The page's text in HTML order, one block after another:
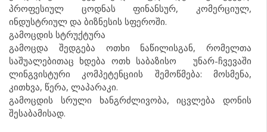
პროფესიულ ცოდნას ფინანსურ, კომერციულ,
ინდუსტრიულ და ბიზნესის სფეროში.
გამოცდის სტრუქტურა
გამოცდა შედგება ოთხი ნაწილისგან, რომელთა
საშუალებითაც ხდება ოთხ საბაზისო უნარ-ჩვევაში
ლინგვისტური კომპეტენციის შემოწმება: მოსმენა,
კითხვა, წერა, ლაპარაკი.
გამოცდის სრული ხანგრძლივობა, იცვლება დონის
შესაბამისად.